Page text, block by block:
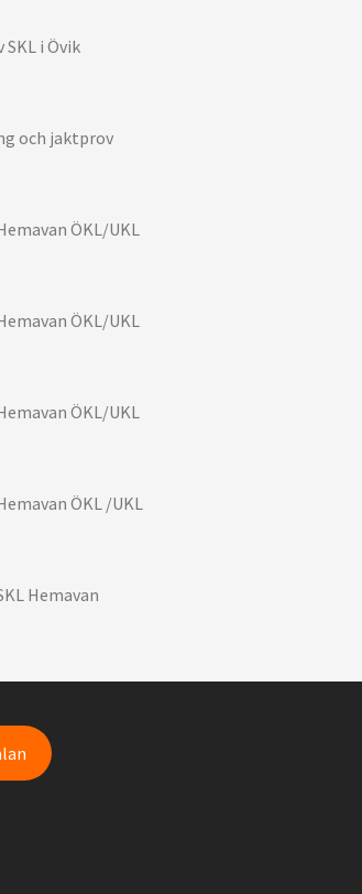
SKL i Övik
och jaktprov
ÖKL/UKL
ÖKL/UKL
ÖKL/UKL
ÖKL /UKL
Hemavan